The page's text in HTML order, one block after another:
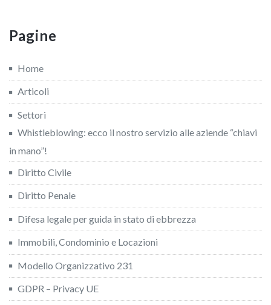
Pagine
Home
Articoli
Settori
Whistleblowing: ecco il nostro servizio alle aziende “chiavi
in mano”!
Diritto Civile
Diritto Penale
Difesa legale per guida in stato di ebbrezza
Immobili, Condominio e Locazioni
Modello Organizzativo 231
GDPR – Privacy UE